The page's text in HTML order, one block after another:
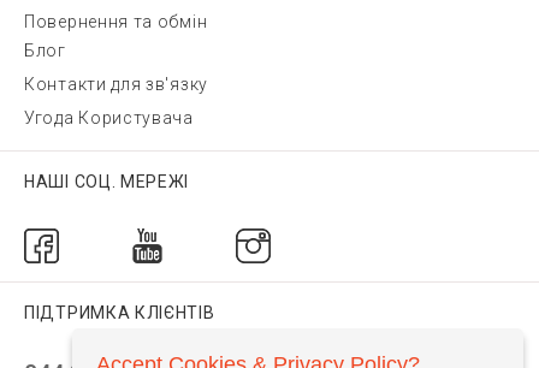
Повернення та обмін
Блог
Контакти для зв'язку
Угода Користувача
НАШІ СОЦ. МЕРЕЖІ
ПІДТРИМКА КЛІЄНТІВ